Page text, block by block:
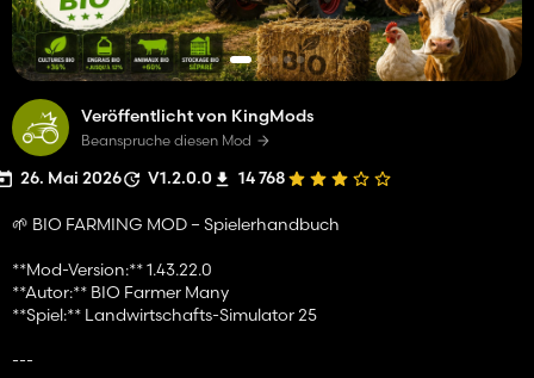
Veröffentlicht von KingMods
Beanspruche diesen Mod
26. Mai 2026 V1.2.0.0 14 768
🌱 BIO FARMING MOD – Spielerhandbuch
**Mod-Version:** 1.43.22.0
**Autor:** BIO Farmer Many
**Spiel:** Landwirtschafts-Simulator 25
---